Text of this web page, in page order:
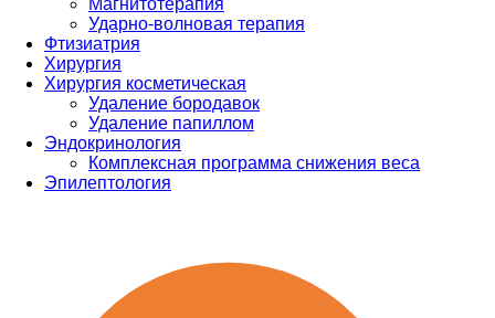
Магнитотерапия
Ударно-волновая терапия
Фтизиатрия
Хирургия
Хирургия косметическая
Удаление бородавок
Удаление папиллом
Эндокринология
Комплексная программа снижения веса
Эпилептология